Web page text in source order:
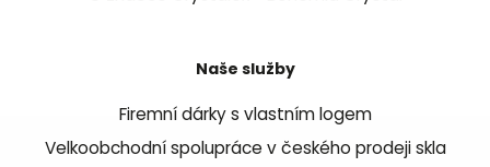
Naše služby
Firemní dárky s vlastním logem
Velkoobchodní spolupráce v českého prodeji skla